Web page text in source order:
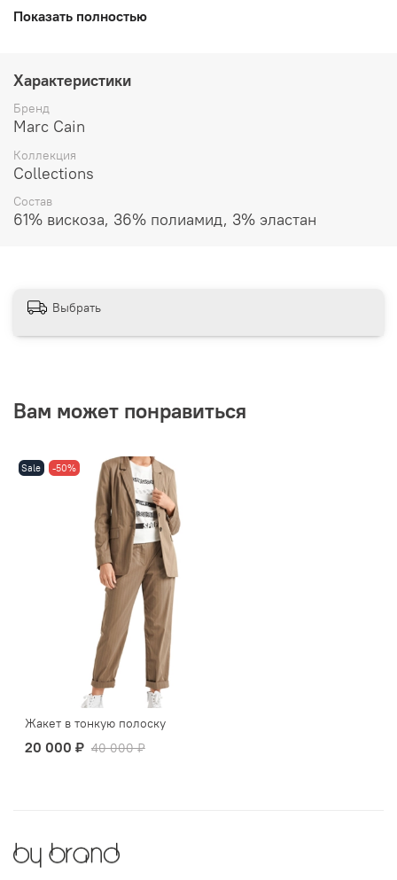
Показать полностью
Характеристики
Бренд
Marc Cain
Коллекция
Collections
Состав
61% вискоза, 36% полиамид, 3% эластан
Выбрать
Вам может понравиться
Sale -50%
Жакет в тонкую полоску
20 000 ₽ 40 000 ₽